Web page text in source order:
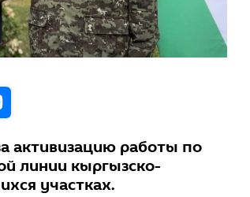
активизацию работы по
линии кыргызско-
участках.